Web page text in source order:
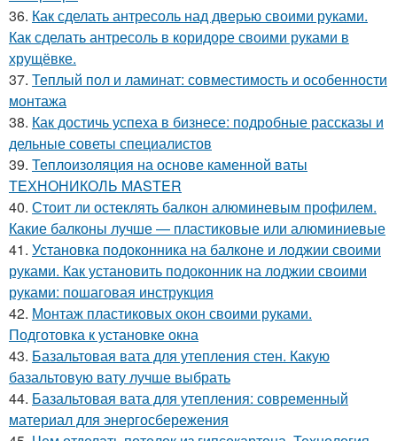
36. Как сделать антресоль над дверью своими руками.
Как сделать антресоль в коридоре своими руками в
хрущёвке.
37. Теплый пол и ламинат: совместимость и особенности
монтажа
38. Как достичь успеха в бизнесе: подробные рассказы и
дельные советы специалистов
39. Теплоизоляция на основе каменной ваты
ТЕХНОНИКОЛЬ MASTER
40. Стоит ли остеклять балкон алюминевым профилем.
Какие балконы лучше — пластиковые или алюминиевые
41. Установка подоконника на балконе и лоджии своими
руками. Как установить подоконник на лоджии своими
руками: пошаговая инструкция
42. Монтаж пластиковых окон своими руками.
Подготовка к установке окна
43. Базальтовая вата для утепления стен. Какую
базальтовую вату лучше выбрать
44. Базальтовая вата для утепления: современный
материал для энергосбережения